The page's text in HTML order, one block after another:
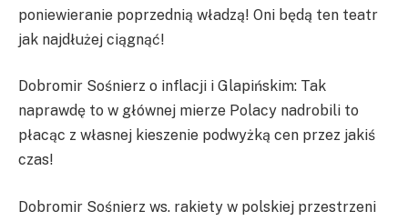
poniewieranie poprzednią władzą! Oni będą ten teatr
jak najdłużej ciągnąć!
Dobromir Sośnierz o inflacji i Glapińskim: Tak
naprawdę to w głównej mierze Polacy nadrobili to
płacąc z własnej kieszenie podwyżką cen przez jakiś
czas!
Dobromir Sośnierz ws. rakiety w polskiej przestrzeni